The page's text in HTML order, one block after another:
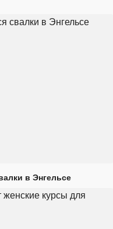
в Энгельсе